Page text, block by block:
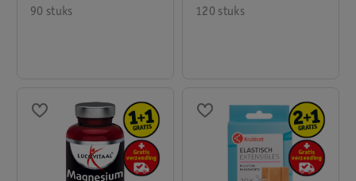
Tabletten
90 stuks
Stuks
120 stuks